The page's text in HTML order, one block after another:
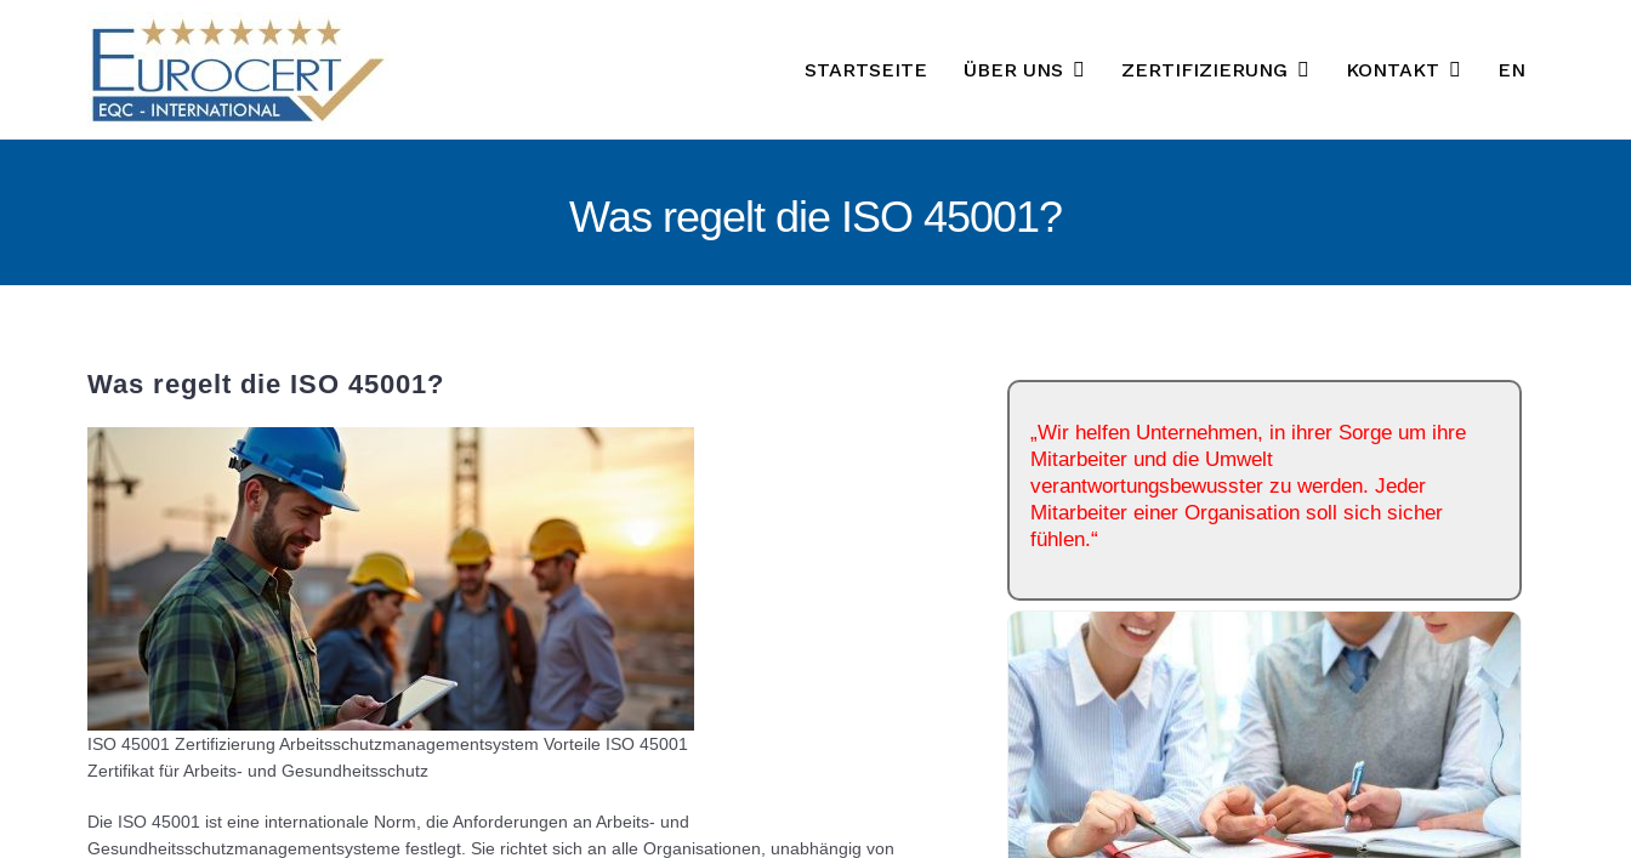
STARTSEITE ÜBER UNS ZERTIFIZIERUNG KONTAKT EN
Was regelt die ISO 45001?
Was regelt die ISO 45001?
ISO 45001 Zertifizierung Arbeitsschutzmanagementsystem Vorteile ISO 45001
Zertifikat für Arbeits- und Gesundheitsschutz
Die ISO 45001 ist eine internationale Norm, die Anforderungen an Arbeits- und
Gesundheitsschutzmanagementsysteme festlegt. Sie richtet sich an alle Organisationen, unabhängig von
„Wir helfen Unternehmen, in ihrer Sorge um ihre
Mitarbeiter und die Umwelt
verantwortungsbewusster zu werden. Jeder
Mitarbeiter einer Organisation soll sich sicher
fühlen.“